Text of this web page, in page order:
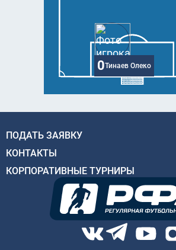
0Тинаев Олеко
ПОДАТЬ ЗАЯВКУ
КОНТАКТЫ
КОРПОРАТИВНЫЕ ТУРНИРЫ